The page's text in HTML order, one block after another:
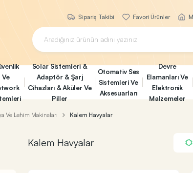
Sipariş Takibi Favori Ürünler
Ve
Solar Sistemleri &
Adaptör & Şarj
Cihazları & Aküler Ve
Piller
Otomativ Ses
Sistemleri Ve
Aksesuarları
Devre
Elamanları Ve
Elektronik
Malzemeler
Ve Lehim Makinaları Kalem Havyalar
Kalem Havyalar